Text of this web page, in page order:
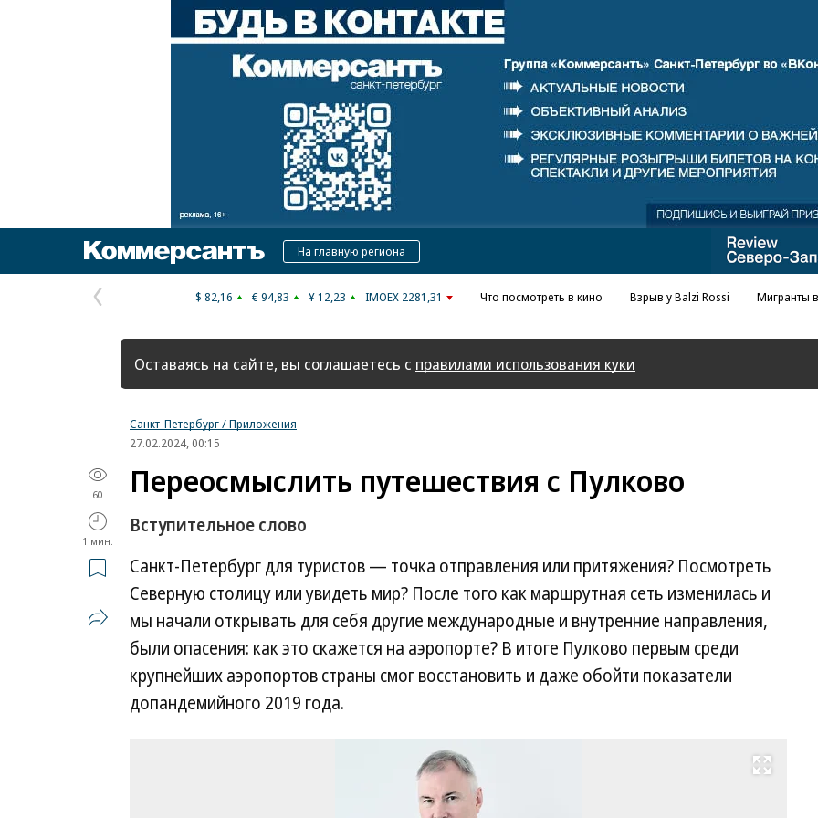
Реклама в «Ъ» www.kommersant.ru/ad
КоммерсантъНа главную региона
Предыдущая
страница
$ 82,16 € 94,83 ¥ 12,23 IMOEX 2281,31 Что посмотреть в кино Взрыв у Balzi Rossi Мигранты
Оставаясь на сайте, вы соглашаетесь с правилами использования куки
Санкт-Петербург / Приложения
27.02.2024, 00:15
60
1 мин.
Переосмыслить путешествия с Пулково
Вступительное слово
Санкт-Петербург для туристов — точка отправления или притяжения? Посмотреть
Северную столицу или увидеть мир? После того как маршрутная сеть изменилась и
мы начали открывать для себя другие международные и внутренние направления,
были опасения: как это скажется на аэропорте? В итоге Пулково первым среди
крупнейших аэропортов страны смог восстановить и даже обойти показатели
допандемийного 2019 года.
Развернуть на весь экран